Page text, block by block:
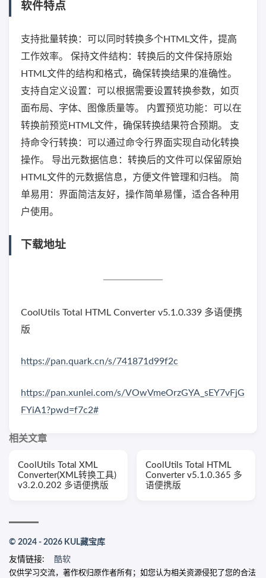
软件特点
支持批量转换：可以同时转换多个HTML文件，提高
工作效率。 保持文件结构：转换后的文件保持原始
HTML文件的结构和格式，确保转换结果的准确性。
支持自定义设置：可以根据需要设置转换参数，如页
面布局、字体、图像质量等。 内置预览功能：可以在
转换前预览HTML文件，确保转换结果符合预期。 支
持命令行转换：可以通过命令行界面实现自动化转换
操作。 导出元数据信息：转换后的文件可以保留原始
HTML文件的元数据信息，方便文件管理和归档。 简
单易用：界面简洁友好，操作简单易懂，适合各种用
户使用。
下载地址
CoolUtils Total HTML Converter v5.1.0.339 多语便携
版
https://pan.quark.cn/s/741871d99f2c
https://pan.xunlei.com/s/VOwVmeOrzGYA_sEY7vFjG
FYiA1?pwd=f7c2#
相关文章
CoolUtils Total XML
Converter(XML转换工具)
v3.2.0.202 多语便携版
CoolUtils Total HTML
Converter v5.1.0.365 多
语便携版
© 2024 - 2026 KUL藏宝库
友情链接: 酷软
仅供学习交流，著作权归原作者所有；如您认为相关资源侵犯了您的合法